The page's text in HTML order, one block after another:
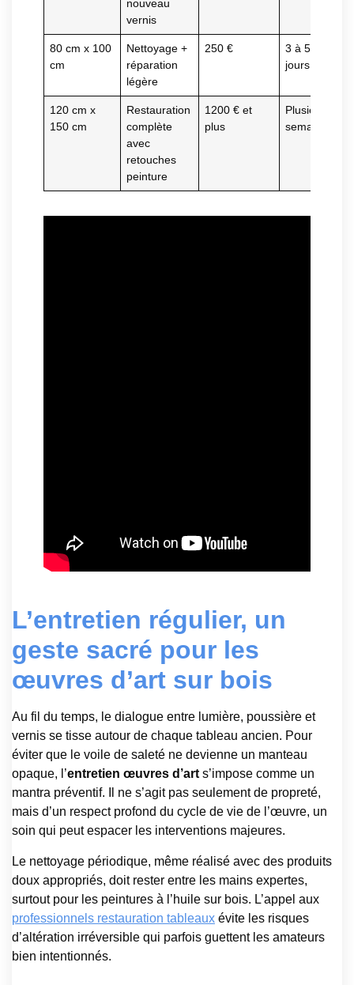
nouveau
vernis
80 cm x 100
cm
Nettoyage +
réparation
légère
250 €
3 à 5
jours
120 cm x
150 cm
Restauration
complète
avec
retouches
peinture
1200 € et
plus
Plusieurs
semaines
L’entretien régulier, un
geste sacré pour les
œuvres d’art sur bois
Au fil du temps, le dialogue entre lumière, poussière et
vernis se tisse autour de chaque tableau ancien. Pour
éviter que le voile de saleté ne devienne un manteau
opaque, l’entretien œuvres d’art s’impose comme un
mantra préventif. Il ne s’agit pas seulement de propreté,
mais d’un respect profond du cycle de vie de l’œuvre, un
soin qui peut espacer les interventions majeures.
Le nettoyage périodique, même réalisé avec des produits
doux appropriés, doit rester entre les mains expertes,
surtout pour les peintures à l’huile sur bois. L’appel aux
professionnels restauration tableaux évite les risques
d’altération irréversible qui parfois guettent les amateurs
bien intentionnés.